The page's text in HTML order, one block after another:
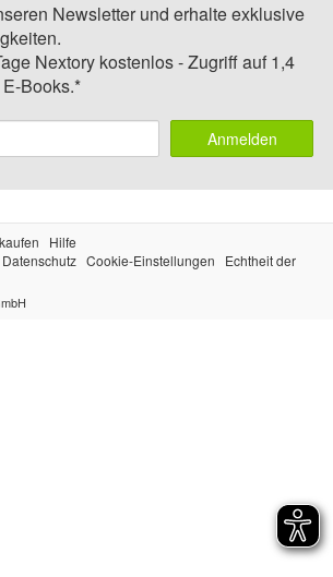
Newsletter und erhalte exklusive
Nextory kostenlos - Zugriff auf 1,4
Books.*
Anmelden
Hilfe
Datenschutz Cookie-Einstellungen
Echtheit der